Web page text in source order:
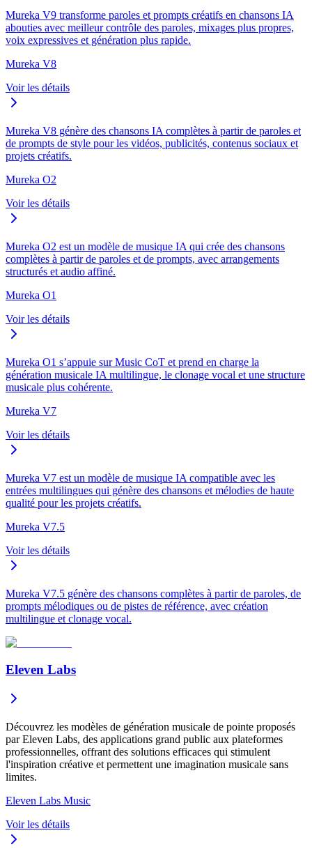
Mureka V9 transforme paroles et prompts créatifs en chansons IA
abouties avec meilleur contrôle des paroles, mixages plus propres,
voix expressives et génération plus rapide.
Mureka V8
Voir les détails
Mureka V8 génère des chansons IA complètes à partir de paroles et
de prompts de style pour les vidéos, publicités, contenus sociaux et
projets créatifs.
Mureka O2
Voir les détails
Mureka O2 est un modèle de musique IA qui crée des chansons
complètes à partir de paroles et de prompts, avec arrangements
structurés et audio affiné.
Mureka O1
Voir les détails
Mureka O1 s’appuie sur Music CoT et prend en charge la
génération musicale IA multilingue, le clonage vocal et une structure
musicale plus cohérente.
Mureka V7
Voir les détails
Mureka V7 est un modèle de musique IA compatible avec les
entrées multilingues qui génère des chansons et mélodies de haute
qualité pour les projets créatifs.
Mureka V7.5
Voir les détails
Mureka V7.5 génère des chansons complètes à partir de paroles, de
prompts mélodiques ou de pistes de référence, avec création
multilingue et clonage vocal.
Eleven Labs
Découvrez les modèles de génération musicale de pointe proposés
par Eleven Labs, des applications grand public aux plateformes
professionnelles, offrant des solutions efficaces qui stimulent
l'inspiration créative et permettent une imagination musicale sans
limites.
Eleven Labs Music
Voir les détails